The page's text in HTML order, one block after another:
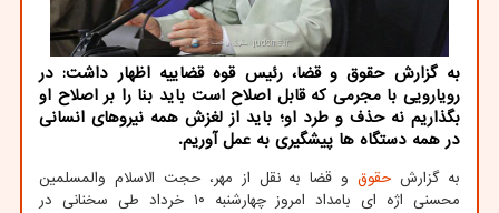
به گزارش حقوق و قضا، رئیس قوه قضاییه اظهار داشت: در
رویارویی با مجرمی که قابل اصلاح است باید بنا را بر اصلاح او
بگذاریم نه حذف و طرد او؛ باید از لغزش همه نیروهای انسانی
در همه دستگاه ها پیشگیری به عمل آوریم.
به گزارش حقوقو قضا به نقل از مهر، حجت الاسلام والمسلمین
محسنی اژه ای بامداد امروز چهارشنبه ۱۰ خرداد طی سخنانی در